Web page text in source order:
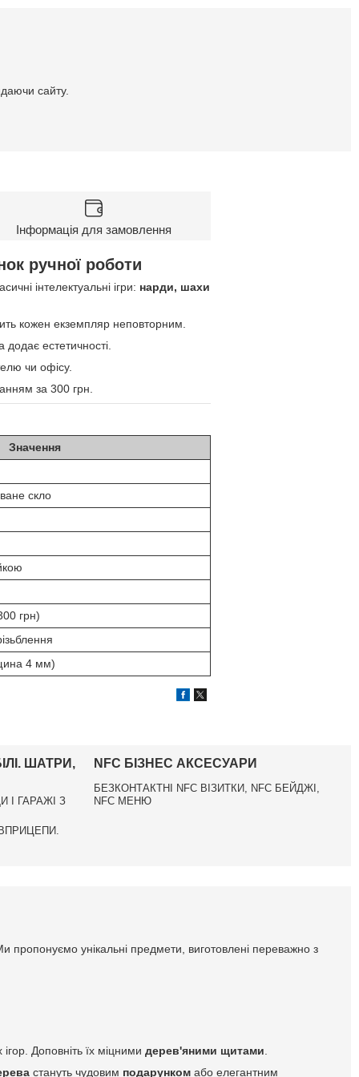
сайту.
Інформація для замовлення
ручної роботи
інтелектуальні ігри: нарди, шахи
кожен екземпляр неповторним.
естетичності.
чи офісу.
за 300 грн.
Значення
скло
грн)
4 мм)
ШАТРИ,
І ГАРАЖІ З
NFC БІЗНЕС АКСЕСУАРИ
БЕЗКОНТАКТНІ NFC ВІЗИТКИ, NFC БЕЙДЖІ,
NFC МЕНЮ
пропонуємо унікальні предмети, виготовлені переважно з
Доповніть їх міцними дерев'яними щитами
стануть чудовим подарунком або елегантним